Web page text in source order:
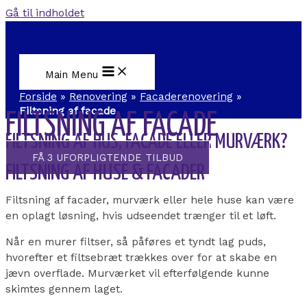
Gå til indholdet
Main Menu
Forside » Renovering » Facaderenovering »
Filtsning af facade
FILTSNING AF FACADE
FILTSNING AF HUS, FACADE ELLER MURVÆRK?
FÅ 3 UFORPLIGTENDE TILBUD
FILTSNING AF HUSE & FACADER
Filtsning af facader, murværk eller hele huse kan være
en oplagt løsning, hvis udseendet trænger til et løft.
Når en murer filtser, så påføres et tyndt lag puds,
hvorefter et filtsebræt trækkes over for at skabe en
jævn overflade. Murværket vil efterfølgende kunne
skimtes gennem laget.